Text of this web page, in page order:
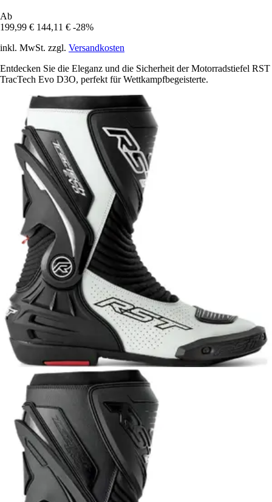
Ab
199,99 € 144,11 € -28%
inkl. MwSt. zzgl. Versandkosten
Entdecken Sie die Eleganz und die Sicherheit der Motorradstiefel RST
TracTech Evo D3O, perfekt für Wettkampfbegeisterte.